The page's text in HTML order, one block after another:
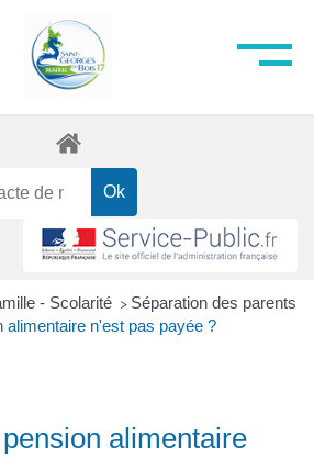
- Scolarité > Séparation des parents
alimentaire n'est pas payée ?
alimentaire